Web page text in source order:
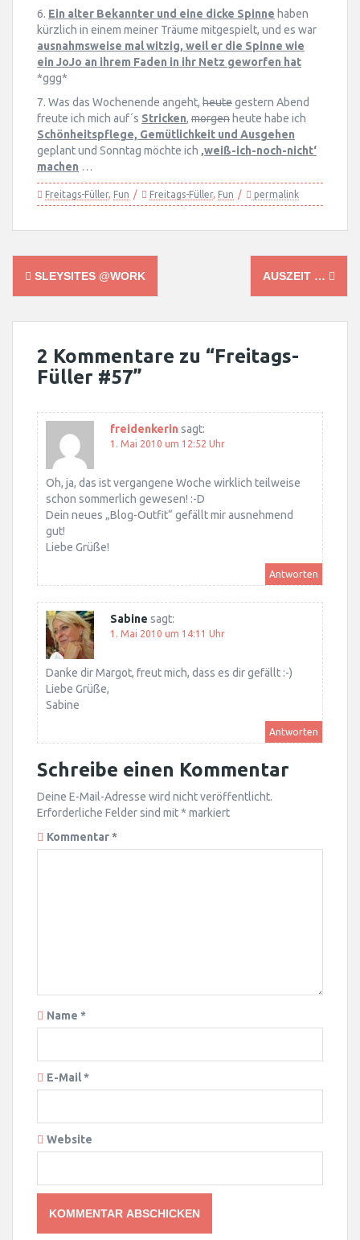
6. Ein alter Bekannter und eine dicke Spinne haben
kürzlich in einem meiner Träume mitgespielt, und es war
ausnahmsweise mal witzig, weil er die Spinne wie
ein JoJo an ihrem Faden in ihr Netz geworfen hat
*ggg*
7. Was das Wochenende angeht, heutegestern Abend
freute ich mich auf´s Stricken, morgen heute habe ich
Schönheitspflege, Gemütlichkeit und Ausgehen
geplant und Sonntag möchte ich ‚weiß-ich-noch-nicht‘
machen …
Freitags-Füller, Fun Freitags-Füller, Fun permalink
Post
navigation
SLEYSITES @WORK AUSZEIT …
2 Kommentare zu “Freitags-
Füller #57”
freidenkerin sagt:
1. Mai 2010 um 12:52 Uhr
Oh, ja, das ist vergangene Woche wirklich teilweise
schon sommerlich gewesen! :-D
Dein neues „Blog-Outfit“ gefällt mir ausnehmend
gut!
Liebe Grüße!
Antworten
Sabine sagt:
1. Mai 2010 um 14:11 Uhr
Danke dir Margot, freut mich, dass es dir gefällt :-)
Liebe Grüße,
Sabine
Antworten
Schreibe einen Kommentar
Deine E-Mail-Adresse wird nicht veröffentlicht.
Erforderliche Felder sind mit* markiert
Kommentar*
Name *
E-Mail*
Website